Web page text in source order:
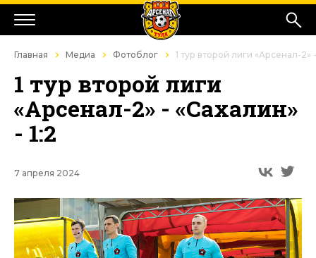
Главная Медиа Фотоблог 1 тур второй лиги «Арсенал-2»
1 тур второй лиги
«Арсенал-2» - «Сахалин»
- 1:2
7 апреля 2024